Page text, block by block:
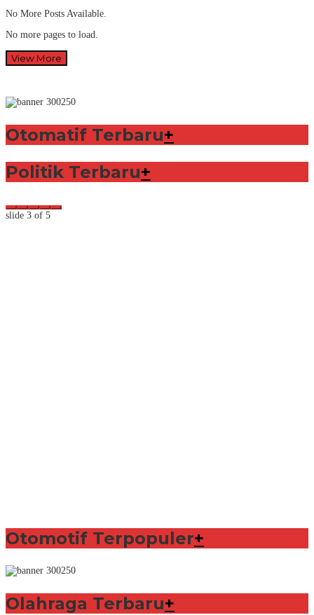
No More Posts Available.
No more pages to load.
View More
Otomatif Terbaru+
Politik Terbaru+
slide 3 of 5
Otomotif Terpopuler+
Olahraga Terbaru+